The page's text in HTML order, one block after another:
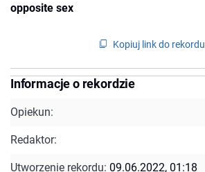
opposite sex
Kopiuj link do rekordu
Informacje o rekordzie
Opiekun:
Redaktor:
Utworzenie rekordu: 09.06.2022, 01:18